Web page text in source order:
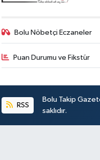
Bolu Nöbetçi Eczaneler
Puan Durumu ve Fikstür
RSS
Bolu Takip
saklıdır.